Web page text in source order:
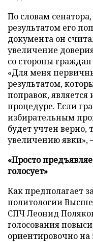
По словам
результатом его
документа он
увеличение
со стороны
«Для меня
результатом,
поправок,
процедуре. Если
избирательным
будет учтен верно,
увеличению явки»,
«Просто
голосует»
Как предполагает
политологии
СПЧ Леонид
голосования
ориентировочно на